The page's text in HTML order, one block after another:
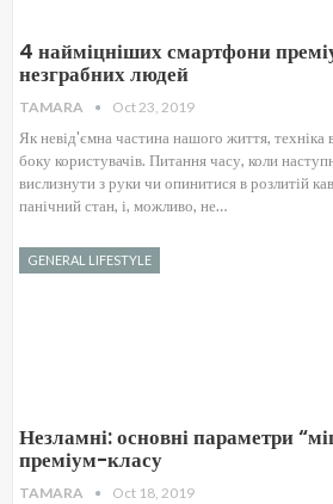
4 найміцніших смартфони
незграбних людей
TAMARA Oct 23, 2019
Як невід'ємна частина нашого життя, техніка
боку користувачів. Питання часу, коли
вислизнути з руки чи опинитися в розлитій
панічний стан, і, можливо, не…
GENERAL LIFESTYLE
Незламні: основні параметри
преміум-класу
TAMARA Oct 18, 2019